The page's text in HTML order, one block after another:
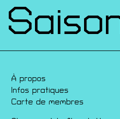
À propos
Infos pratiques
Carte de membres